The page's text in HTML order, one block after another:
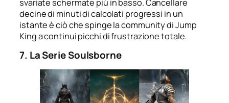
svariate schermate più in basso. Cancellare
decine di minuti di calcolati progressi in un
istante è ciò che spinge la community di Jump
King a continui picchi di frustrazione totale.
7. La Serie Soulsborne